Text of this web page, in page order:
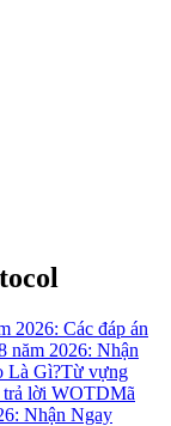
2026: Các đáp án
năm 2026: Nhận
Là Gì?Từ vựng
trả lời WOTDMã
Nhận Ngay